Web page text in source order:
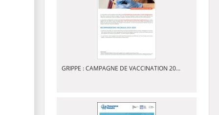
GRIPPE : CAMPAGNE DE VACCINATION 20...